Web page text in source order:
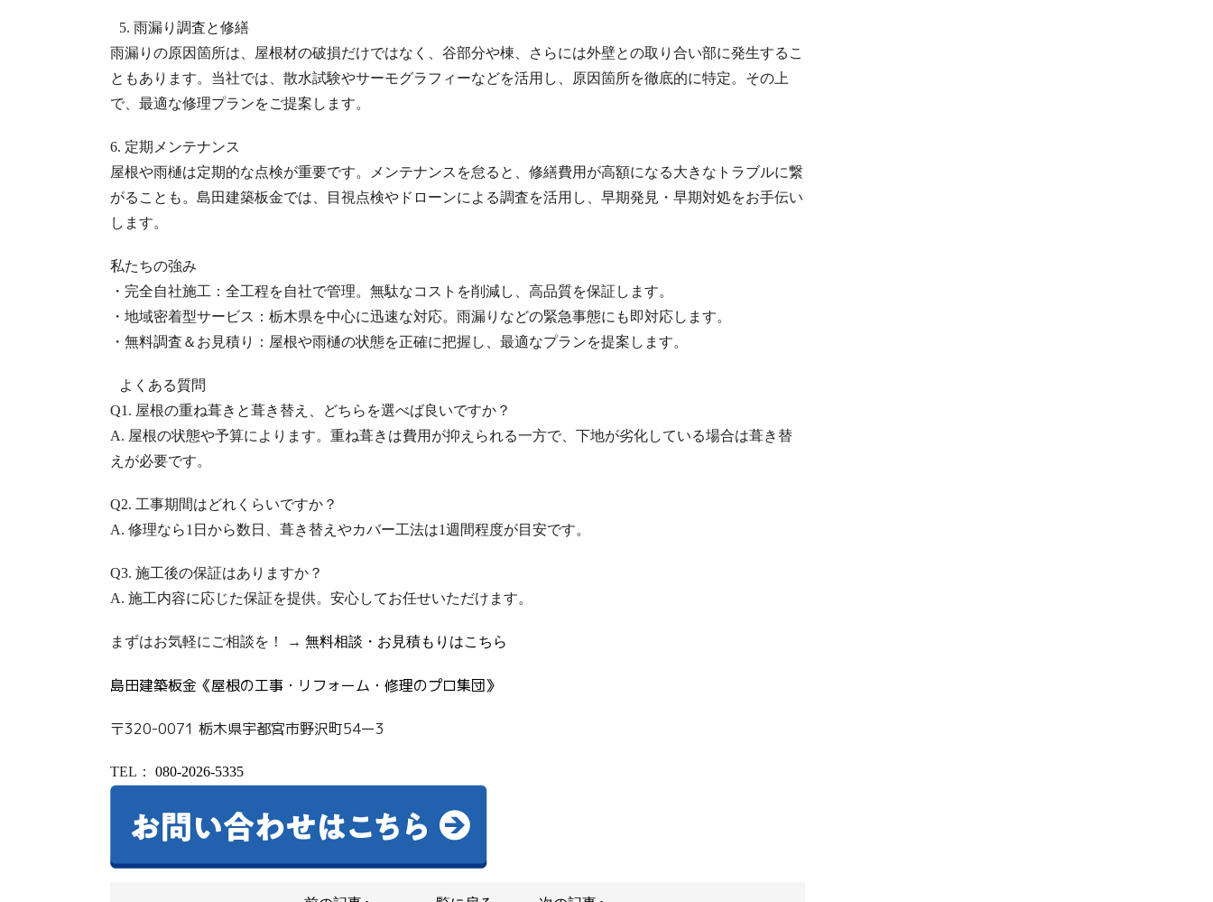
5. 雨漏り調査と修繕
雨漏りの原因箇所は、屋根材の破損だけではなく、谷部分や棟、さらには外壁との取り合い部に発生するこ
ともあります。当社では、散水試験やサーモグラフィーなどを活用し、原因箇所を徹底的に特定。その上
で、最適な修理プランをご提案します。
6. 定期メンテナンス
屋根や雨樋は定期的な点検が重要です。メンテナンスを怠ると、修繕費用が高額になる大きなトラブルに繋
がることも。島田建築板金では、目視点検やドローンによる調査を活用し、早期発見・早期対処をお手伝い
します。
私たちの強み
・完全自社施工：全工程を自社で管理。無駄なコストを削減し、高品質を保証します。
・地域密着型サービス：栃木県を中心に迅速な対応。雨漏りなどの緊急事態にも即対応します。
・無料調査＆お見積り：屋根や雨樋の状態を正確に把握し、最適なプランを提案します。
よくある質問
Q1. 屋根の重ね葺きと葺き替え、どちらを選べば良いですか？
A. 屋根の状態や予算によります。重ね葺きは費用が抑えられる一方で、下地が劣化している場合は葺き替
えが必要です。
Q2. 工事期間はどれくらいですか？
A. 修理なら1日から数日、葺き替えやカバー工法は1週間程度が目安です。
Q3. 施工後の保証はありますか？
A. 施工内容に応じた保証を提供。安心してお任せいただけます。
まずはお気軽にご相談を！ → 無料相談・お見積もりはこちら
島田建築板金《屋根の工事・リフォーム・修理のプロ集団》
〒320-0071 栃木県宇都宮市野沢町54ー3
TEL ： 080-2026-5335